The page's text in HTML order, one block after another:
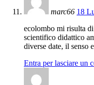
marc66 18
ecolombo mi risulta
scientifico didattico
diverse date, il senso
Entra per lasciare un